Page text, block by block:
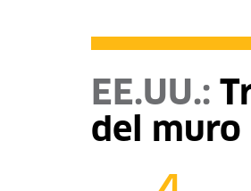
EE.UU.:
del muro